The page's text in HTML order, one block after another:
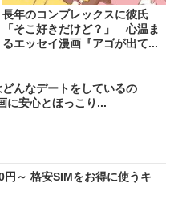
長年のコンプレックスに彼氏
「そこ好きだけど？」 心温ま
るエッセイ漫画『アゴが出て...
んなデートをしているの
安心とほっこり...
円～ 格安SIMをお得に使うキ